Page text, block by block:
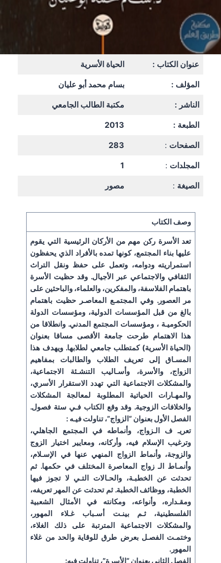
عنوان الكتاب : الحياة الأسرية
المؤلف : بسام محمد أبو عليان
الناشر : مكتبة الطالب الجامعي
الطبعة : 2013
الصفحات :
283
المجلدات :
1
الصيغة : مصور
وصف الكتاب
تعد الأسرة ركن مهم من الأركان الرئيسية التي يقوم
عليها بناء المجتمع، كونها تمده بالأفراد الذي يحفظون
استمراريته ودوامه، وتعمل على حفظ ونقل التراث
الثقافي والاجتماعي عبر الأجيال. وقد حظيت الأسرة
باهتمام الفلاسفة، والمفكرين، والعلماء، والباحثين على
مر العصور. وفي المجتمـع المعاصـر حظيت باهتمام
بالغ من قبل المؤسسات الدولية، ومؤسسات الدولة
الحكوميـة ، ومؤسسات المجتمع المدني. وانطلاقا من
هذا الاهتمام طرحت جامعة الأقصى مساقا بعنوان
(الحياة الأسرية) كمتطلب جامعي لطلابها. ويهدف هذا
المسـاق إلى تعريف الطلاب والطالبات بمفاهيم
الزواج، والأسرة، وأسـاليب التنشـئة الاجتماعية،
والمشكلات الاجتماعية التي تهدد الاستقرار الأسري،
والمهـارات الحياتية المطلوبة لمعالجة المشكلات
والخلافات الزوجية. وقد وقع الكتاب فـي ستة فصول.
الفصل الأول بعنوان “الزواج”، تناولت فيـه :
تعريـ ف الـزواج، وأنماطه في المجتمع الجاهلي،
وترغيب الإسلام فيه، وأركانه، ومعايير اختيار الزوج
والزوجة، وأنماط الزواج المنهي عنها في الإسـلام،
وأنمـاط الـ زواج المعاصرة المختلف في حكمها. ثم
تحدثت عن الخطبـة، والحـالات التـي لا تجوز فيها
الخطبة، ووظائف الخطبة. ثم تحدثت عن المهر تعريفه،
ومقـداره، وأنواعه، ومكانته في الأمثال الشعبية
الفلسطينية، ثـم بينـت أسـباب غـلاء المهور،
والمشكلات الاجتماعية المترتبة على ذلك الغلاء،
وختمـت الفصـل بعرض طرق للوقاية والحد من غلاء
المهور.
الفصل الثاني بعنوان “الأسرة”، تناولت فيه: